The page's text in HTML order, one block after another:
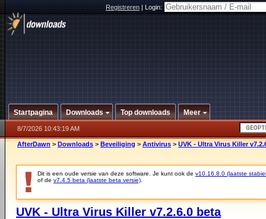
Registreren|Login:
Startpagina Downloads Top downloads Meer
8/7/2026 10:43:19 AM
AfterDawn > Downloads > Beveiliging > Antivirus > UVK - Ultra Virus Killer
Dit is een oude versie van deze software. Je kunt ook de v10.16.8.0 (laatste
of de v7.4.5 beta (laatste beta versie)
UVK - Ultra Virus Killer v7.2.6.0 beta